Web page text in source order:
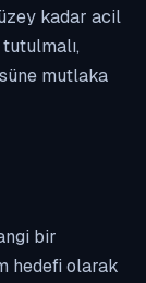
kadar acil
mutlaka
bir
hedefi olarak